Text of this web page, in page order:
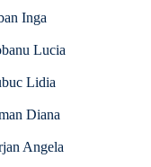
Inga
Lucia
Lidia
Diana
Angela